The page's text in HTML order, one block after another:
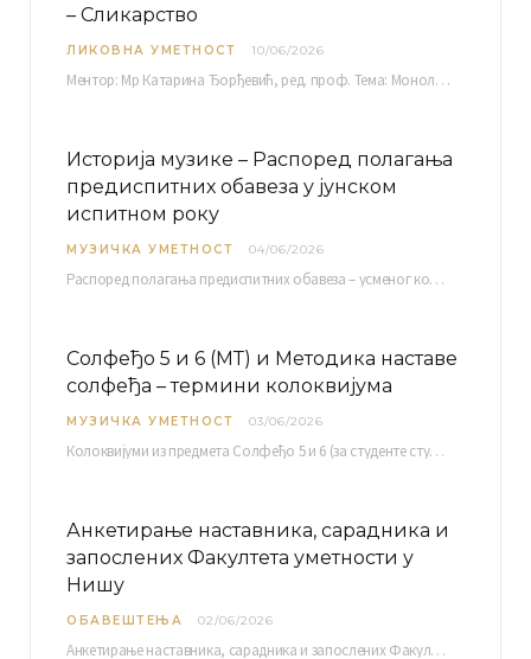
– Сликарство
ЛИКОВНА УМЕТНОСТ 10/06/2026
Ментор: Мр Катарина Ђорђевић, ред. проф. Тема: Монолог емоција Среда, 17. 06. 2026. у 15:30 сати Сала бр. 12 Факултета уметности у Нишу, Кнегиње…
Историја музике – Распоред полагања
предиспитних обавеза у јунском
испитном року
МУЗИЧКА УМЕТНОСТ 04/06/2026
Распоред полагaња предиспитних обавеза – усменог колоквијума и теста из слушања музике – објављен је…
Солфеђо 5 и 6 (МТ) и Методика наставе
солфеђа – термини колоквијума
МУЗИЧКА УМЕТНОСТ 03/06/2026
Колоквијуми из предмета Солфеђо 5 и 6 (за студенте студијског програма Музичка теорија) и Методика…
Анкетирање наставника, сарадника и
запослених Факултета уметности у
Нишу
ОБАВЕШТЕЊА 02/06/2026
Анкетирање наставника, сарадника и запослених Факултета уметности у Нишу ради сачињавања Извештаја о самовредновању биће…